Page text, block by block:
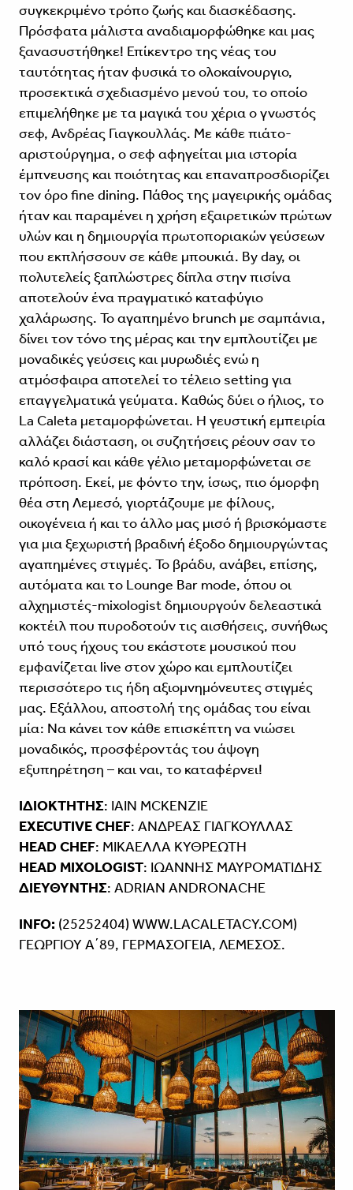
συγκεκριμένο τρόπο ζωής και διασκέδασης.
Πρόσφατα μάλιστα αναδιαμορφώθηκε και μας
ξανασυστήθηκε! Επίκεντρο της νέας του
ταυτότητας ήταν φυσικά το ολοκαίνουργιο,
προσεκτικά σχεδιασμένο μενού του, το οποίο
επιμελήθηκε με τα μαγικά του χέρια ο γνωστός
σεφ, Ανδρέας Γιαγκουλλάς. Με κάθε πιάτο-
αριστούργημα, ο σεφ αφηγείται μια ιστορία
έμπνευσης και ποιότητας και επαναπροσδιορίζει
τον όρο fine dining. Πάθος της μαγειρικής ομάδας
ήταν και παραμένει η χρήση εξαιρετικών πρώτων
υλών και η δημιουργία πρωτοποριακών γεύσεων
που εκπλήσσουν σε κάθε μπουκιά. By day, οι
πολυτελείς ξαπλώστρες δίπλα στην πισίνα
αποτελούν ένα πραγματικό καταφύγιο
χαλάρωσης. Το αγαπημένο brunch με σαμπάνια,
δίνει τον τόνο της μέρας και την εμπλουτίζει με
μοναδικές γεύσεις και μυρωδιές ενώ η
ατμόσφαιρα αποτελεί το τέλειο setting για
επαγγελματικά γεύματα. Καθώς δύει ο ήλιος, το
La Caleta μεταμορφώνεται. Η γευστική εμπειρία
αλλάζει διάσταση, οι συζητήσεις ρέουν σαν το
καλό κρασί και κάθε γέλιο μεταμορφώνεται σε
πρόποση. Εκεί, με φόντο την, ίσως, πιο όμορφη
θέα στη Λεμεσό, γιορτάζουμε με φίλους,
οικογένεια ή και το άλλο μας μισό ή βρισκόμαστε
για μια ξεχωριστή βραδινή έξοδο δημιουργώντας
αγαπημένες στιγμές. Το βράδυ, ανάβει, επίσης,
αυτόματα και το Lounge Bar mode, όπου οι
αλχημιστές-mixologist δημιουργούν δελεαστικά
κοκτέιλ που πυροδοτούν τις αισθήσεις, συνήθως
υπό τους ήχους του εκάστοτε μουσικού που
εμφανίζεται live στον χώρο και εμπλουτίζει
περισσότερο τις ήδη αξιομνημόνευτες στιγμές
μας. Εξάλλου, αποστολή της ομάδας του είναι
μία: Να κάνει τον κάθε επισκέπτη να νιώσει
μοναδικός, προσφέροντάς του άψογη
εξυπηρέτηση – και ναι, το καταφέρνει!
ΙΔΙΟΚΤΗΤΗΣ: IAIN MCKENZIE
EXECUTIVE CHEF: ΑΝΔΡΕΑΣ ΓΙΑΓΚΟΥΛΛΑΣ
HEAD CHEF: ΜΙΚΑΕΛΛΑ ΚΥΘΡΕΩΤΗ
HEAD MIXOLOGIST: ΙΩΑΝΝΗΣ ΜΑΥΡΟΜΑΤΙΔΗΣ
ΔΙΕΥΘΥΝΤΗΣ: ADRIAN ANDRONACHE
INFO: (25252404) WWW.LACALETACY.COM)
ΓΕΩΡΓΙΟΥ Α΄89, ΓΕΡΜΑΣΟΓΕΙΑ, ΛΕΜΕΣΟΣ.